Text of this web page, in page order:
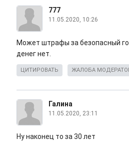
777
11.05.2020, 10:26
Может штрафы за безопасный
денег нет.
ЦИТИРОВАТЬ ЖАЛОБА
Галина
11.05.2020, 23:11
Ну наконец то за 30 лет